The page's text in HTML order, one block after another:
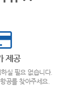
제공
실 필요 없습니다.
공를 찾아주세요.